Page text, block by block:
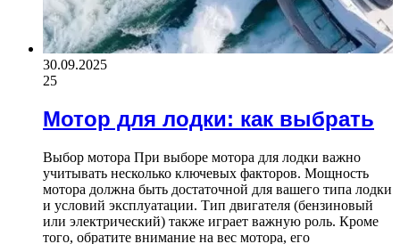
30.09.2025
25
Мотор для лодки: как выбрать
Выбор мотора При выборе мотора для лодки важно
учитывать несколько ключевых факторов. Мощность
мотора должна быть достаточной для вашего типа лодки
и условий эксплуатации. Тип двигателя (бензиновый
или электрический) также играет важную роль. Кроме
того, обратите внимание на вес мотора, его